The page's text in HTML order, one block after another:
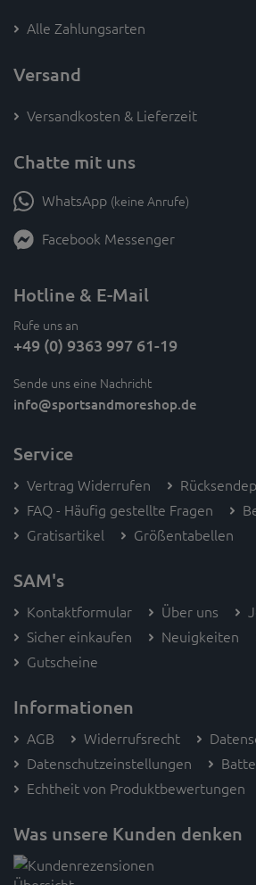
Alle Zahlungsarten
Versand
Versandkosten & Lieferzeit
Chatte mit uns
WhatsApp (keine Anrufe)
Facebook Messenger
Hotline & E-Mail
Rufe uns an
+49 (0) 9363 997 61-19
Sende uns eine Nachricht
info@sportsandmoreshop.de
Service
Vertrag Widerrufen
FAQ - Häufig gestellte Fragen
Gratisartikel
Größentabellen
SAM's
Kontaktformular Über uns
Sicher einkaufen
Neuigkeiten
Gutscheine
Informationen
AGB Widerrufsrecht
Datenschutzeinstellungen
Echtheit von Produktbewertungen
Was unsere Kunden denken